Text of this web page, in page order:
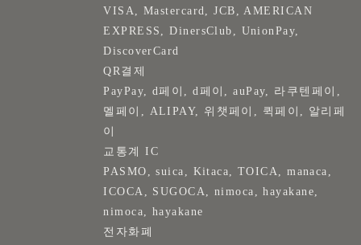
VISA, Mastercard, JCB, AMERICAN
EXPRESS, DinersClub, UnionPay,
DiscoverCard
QR결제
PayPay, d페이, d페이, auPay, 라쿠텐페이,
멜페이, ALIPAY, 위챗페이, 퀵페이, 알리페
이
교통계 IC
PASMO, suica, Kitaca, TOICA, manaca,
ICOCA, SUGOCA, nimoca, hayakane,
nimoca, hayakane
전자화폐